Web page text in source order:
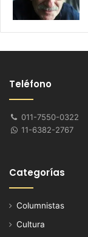
Teléfono
011-7550-0322
11-6382-2767
Categorías
Columnistas
Cultura